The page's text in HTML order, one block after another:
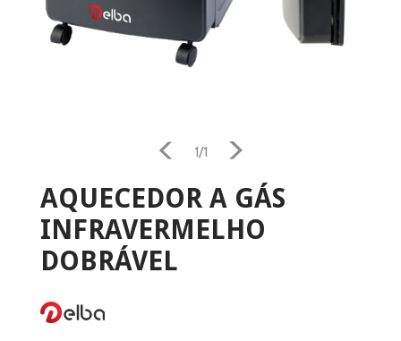
1/1
AQUECEDOR A GÁS
INFRAVERMELHO
DOBRÁVEL